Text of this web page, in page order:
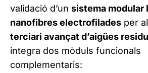
validació d’un sistema modular
nanofibres electrofilades per al
terciari avançat d’aigües
integra dos mòduls funcionals
complementaris: